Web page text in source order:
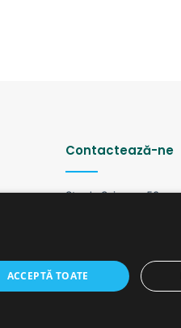
Contactează-ne
Strada Șciusev, 53
Email: redactia@ijc.md
ACCEPTĂ TOATE